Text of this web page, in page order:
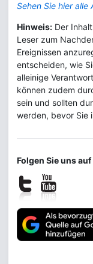
Sehen Sie hier alle
Hinweis: Der
Leser zum
Ereignissen
entscheiden, wie
alleinige
können zudem
sein und sollten
werden, bevor Sie
Folgen Sie uns auf